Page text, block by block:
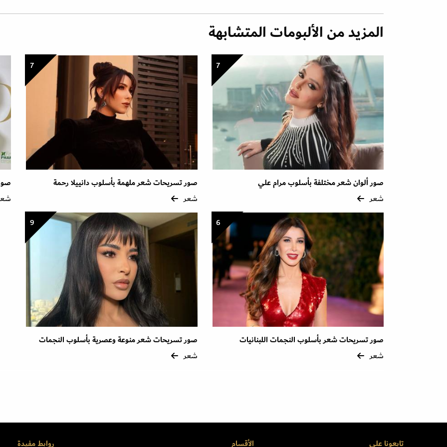
المزيد من الألبومات المتشابهة
7
صور ألوان شعر مختلفة بأسلوب مرام علي
شعر
7
صور تسريحات شعر ملهمة بأسلوب دانييلا رحمة
شعر
6
صور تسريحات شعر بأسلوب النجمات اللبنانيات
شعر
9
صور تسريحات شعر منوعة وعصرية بأسلوب النجمات
شعر
تابعونا على الأقسام روابط مفيدة